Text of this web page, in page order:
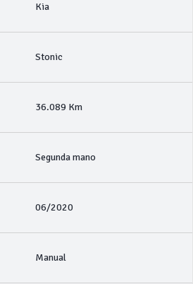
Kia
Stonic
36.089 Km
Segunda mano
06/2020
Manual